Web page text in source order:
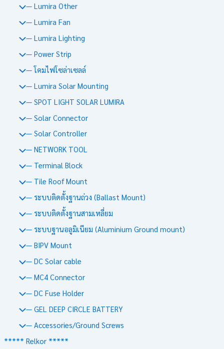
— Lumira Other
— Lumira Fan
— Lumira Lighting
— Power Strip
— โคมไฟโซล่าเซลล์
— Lumira Solar Mounting
— SPOT LIGHT SOLAR LUMIRA
— Solar Connector
— Solar Controller
— NETWORK TOOL
— Terminal Block
— Tile Roof Mount
— ระบบติดตั้งฐานถ่วง (Ballast Mount)
— ระบบติดตั้งฐานสามเหลี่ยม
— ระบบฐานอลูมิเนียม (Aluminium Ground mount)
— BIPV Mount
— DC Solar cable
— MC4 Connector
— DC Fuse Holder
— GEL DEEP CIRCLE BATTERY
— Accessories/Ground Screws
***** Relkor *****